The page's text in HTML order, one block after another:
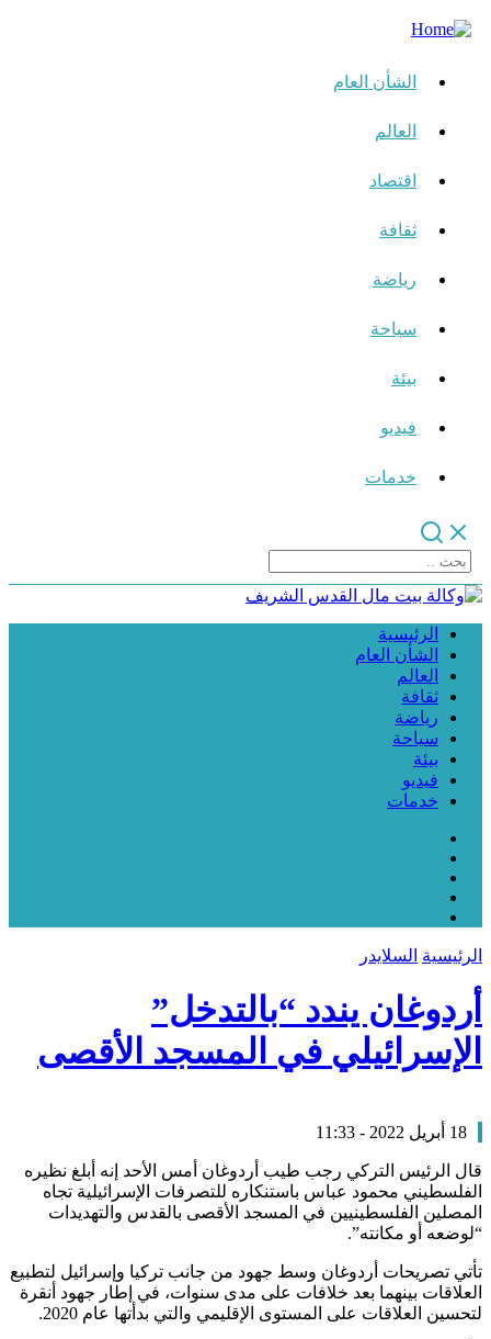
الشأن العام
العالم
اقتصاد
ثقافة
رياضة
سياحة
بيئة
فيديو
خدمات
الرئيسية
الشأن العام
العالم
ثقافة
رياضة
سياحة
بيئة
فيديو
خدمات
الرئيسية السلايدر
أردوغان يندد “بالتدخل”
الإسرائيلي في المسجد الأقصى
18 أبريل 2022 - 11:33
قال الرئيس التركي رجب طيب أردوغان أمس الأحد إنه أبلغ نظيره
الفلسطيني محمود عباس باستنكاره للتصرفات الإسرائيلية تجاه
المصلين الفلسطينيين في المسجد الأقصى بالقدس والتهديدات
“لوضعه أو مكانته”.
تأتي تصريحات أردوغان وسط جهود من جانب تركيا وإسرائيل لتطبيع
العلاقات بينهما بعد خلافات على مدى سنوات، في إطار جهود أنقرة
لتحسين العلاقات على المستوى الإقليمي والتي بدأتها عام 2020.